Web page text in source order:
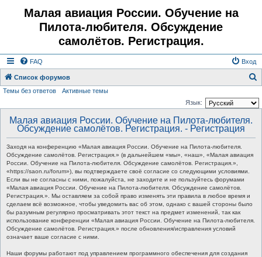
Малая авиация России. Обучение на
Пилота-любителя. Обсуждение
самолётов. Регистрация.
FAQ Вход
Список форумов
Темы без ответов
Активные темы
Язык:
Малая авиация России. Обучение на Пилота-любителя.
Обсуждение самолётов. Регистрация. - Регистрация
Заходя на конференцию «Малая авиация России. Обучение на Пилота-любителя.
Обсуждение самолётов. Регистрация.» (в дальнейшем «мы», «наш», «Малая авиация
России. Обучение на Пилота-любителя. Обсуждение самолётов. Регистрация.»,
«https://saon.ru/forum»), вы подтверждаете своё согласие со следующими условиями.
Если вы не согласны с ними, пожалуйста, не заходите и не пользуйтесь форумами
«Малая авиация России. Обучение на Пилота-любителя. Обсуждение самолётов.
Регистрация.». Мы оставляем за собой право изменять эти правила в любое время и
сделаем всё возможное, чтобы уведомить вас об этом, однако с вашей стороны было
бы разумным регулярно просматривать этот текст на предмет изменений, так как
использование конференции «Малая авиация России. Обучение на Пилота-любителя.
Обсуждение самолётов. Регистрация.» после обновления/исправления условий
означает ваше согласие с ними.
Наши форумы работают под управлением программного обеспечения для создания